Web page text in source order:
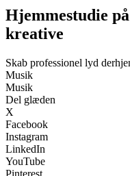
Hjemmestudie
kreative
Skab professionel lyd
Musik
Musik
Del glæden
X
Facebook
Instagram
LinkedIn
YouTube
Pinterest